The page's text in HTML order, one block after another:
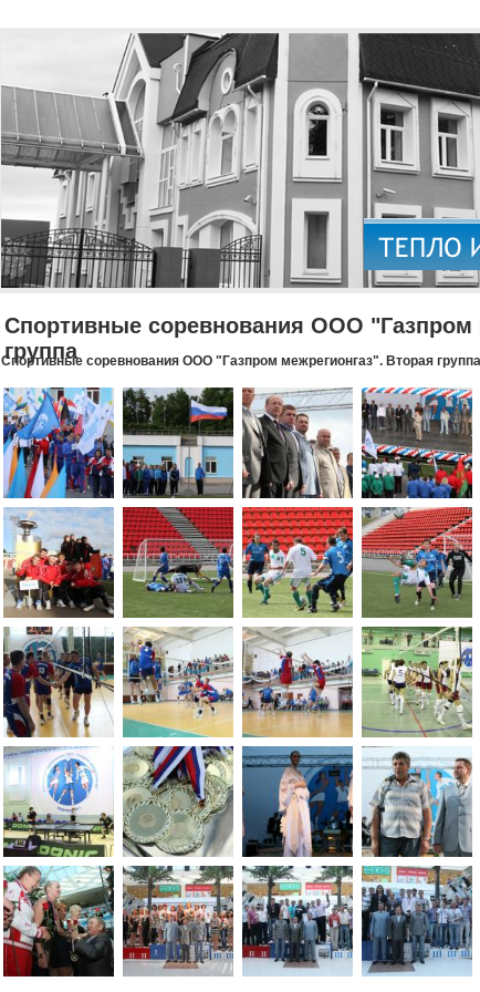
Спортивные соревнования ООО "Газпром
группа
Спортивные соревнования ООО "Газпром межрегионгаз". Вторая группа